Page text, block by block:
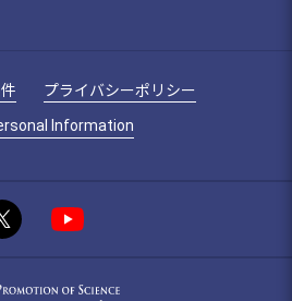
プライバシーポリシー
Information